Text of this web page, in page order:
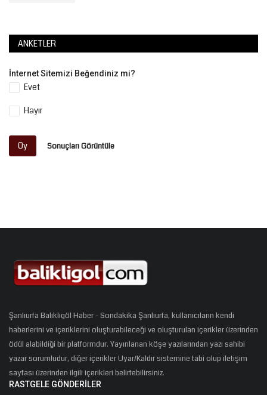
ANKETLER
İnternet Sitemizi Beğendiniz mi?
Evet
Hayır
Oy Sonuçları Görüntüle
Şanlıurfa Balıklıgöl Haber - Sondakika Şanlıurfa, kullanıcıların kendi
haberlerini ve içeriklerini oluşturabileceği ve oluşturulan içerikler üzerinden
ödül alabildiği bir platformdur. Yayınlanan köşe yazılarından yazı sahibi
yazar sorumludur, diğer içerikler Uyar/Kaldır sistemine tabi olup iletişim
sayfası üzerinden ilgili içerikleri belirtebilirsiniz.
RASTGELE GÖNDERILER